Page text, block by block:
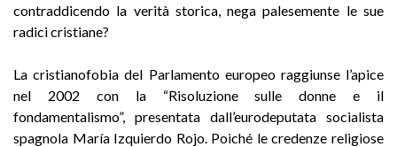
contraddicendo la verità storica, nega palesemente le sue
radici cristiane?
La cristianofobia del Parlamento europeo raggiunse l’apice
nel 2002 con la “Risoluzione sulle donne e il
fondamentalismo”, presentata dall’eurodeputata socialista
spagnola María Izquierdo Rojo. Poiché le credenze religiose